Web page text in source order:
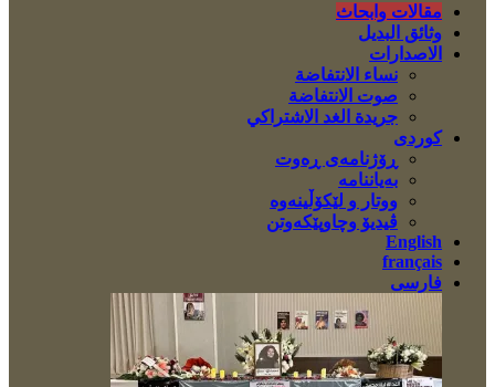
مقالات وابحاث
وثائق البديل
الاصدارات
نساء الانتفاضة
صوت الانتفاضة
جريدة الغد الاشتراكي
کوردی
ڕۆژنامەی ڕەوت
بەیاننامە
ووتار و لێکۆڵینەوە
ڤیدیۆ وچاوپێکەوتن
English
français
فارسی